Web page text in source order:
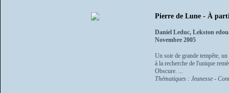
Pierre de Lune - À
Daniel Leduc, Lekston
Novembre 2005
Un soir de grande tempête,
à la recherche de l'unique
Obscure. ...
Thématiques : Jeunesse -